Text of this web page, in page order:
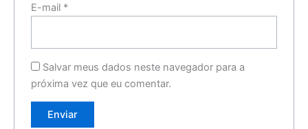
E-mail *
Salvar meus dados neste navegador para a
próxima vez que eu comentar.